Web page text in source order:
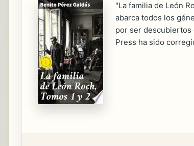
"La familia de León
abarca todos los
por ser descubiertos
Press ha sido